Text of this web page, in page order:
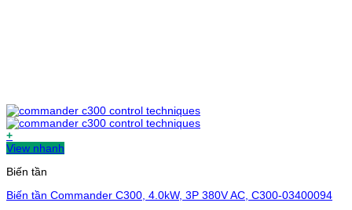
+
View nhanh
Biến tần
Biến tần Commander C300, 4.0kW, 3P 380V AC, C300-03400094